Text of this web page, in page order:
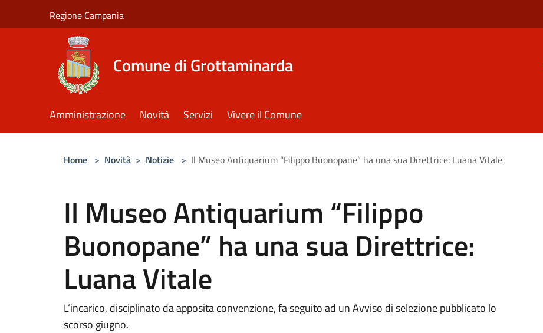
Regione Campania
Comune di Grottaminarda
Amministrazione Novità Servizi Vivere il Comune
Home > Novità > Notizie > Il Museo Antiquarium “Filippo Buonopane” ha una sua Direttrice: Luana Vitale
Il Museo Antiquarium “Filippo
Buonopane” ha una sua Direttrice:
Luana Vitale
L’incarico, disciplinato da apposita convenzione, fa seguito ad un Avviso di selezione pubblicato lo
scorso giugno.